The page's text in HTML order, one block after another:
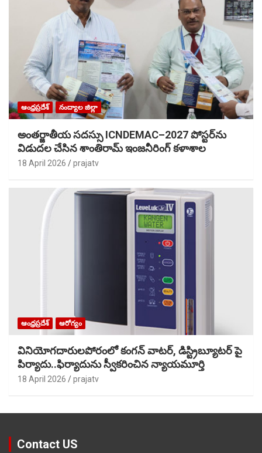
ఆంధ్రప్రదేశ్ నంద్యాల జిల్లా
అంతర్జాతీయ సదస్సు ICNDEMAC–2027 పోస్టర్‌ను
విడుదల చేసిన శాంతిరామ్ ఇంజనీరింగ్ కళాశాల
18 April 2026 prajatv
ఆంధ్రప్రదేశ్ ఆరోగ్యం
వినియోగదారులపోరంలో కంగన్ వాటర్, డిస్ట్రిబ్యూటర్ పై
పిర్యాదు..ఫిర్యాదును స్వీకరించిన న్యాయమూర్తి
18 April 2026 prajatv
Contact US